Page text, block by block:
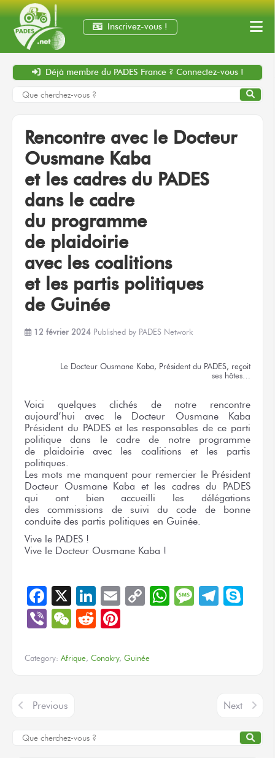
Inscrivez-vous !
Déjà membre du PADES France ? Connectez-vous !
Rencontre avec le Docteur
Ousmane Kaba
et les cadres du PADES
dans le cadre
du programme
de plaidoirie
avec les coalitions
et les partispolitiques
de Guinée
12 février 2024 Published by PADES Network
Le Docteur Ousmane Kaba, Président du PADES, reçoit
ses hôtes…
Voici quelques clichés
de notre rencontre
aujourd’huiavec le Docteur Ousmane Kaba
Président du PADES et les responsables de ce parti
politiquedans le cadre
de notre programme
de plaidoirie
avec les coalitions
et les partis
politiques.
Les mots me manquent pour remercier le Président
Docteur Ousmane Kaba et les cadres du PADES
qui ont bien accueilli les délégations
des commissions
de suivi du code
de bonne
conduite des partis politiques en Guinée.
Vive le PADES !
Vive le Docteur Ousmane Kaba !
Facebook
X LinkedIn
EmailCopyWhatsApp
Message
ViberWeChat
Reddit
Category: Afrique, Conakry, Guinée
Previous Next